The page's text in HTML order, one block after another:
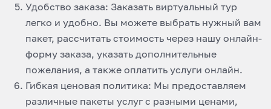
Удобство заказа: Заказать виртуальный тур
легко и удобно. Вы можете выбрать нужный вам
пакет, рассчитать стоимость через нашу онлайн-
форму заказа, указать дополнительные
пожелания, а также оплатить услуги онлайн.
Гибкая ценовая политика: Мы предоставляем
различные пакеты услуг с разными ценами,